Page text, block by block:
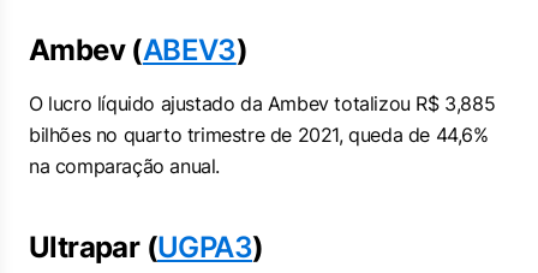
Ambev (ABEV3)
O lucro líquido ajustado da Ambev totalizou R$ 3,885
bilhões no quarto trimestre de 2021, queda de 44,6%
na comparação anual.
Ultrapar (UGPA3)